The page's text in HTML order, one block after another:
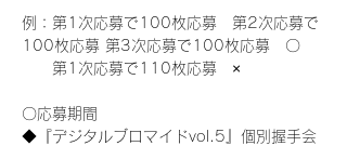
例：第1次応募で100枚応募　第2次応募で
100枚応募 第3次応募で100枚応募　〇
第1次応募で110枚応募　×
〇応募期間
◆『デジタルブロマイドvol.5』個別握手会